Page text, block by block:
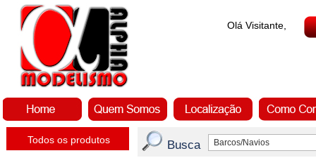
Olá Visitante,
Todos os produtos Busca